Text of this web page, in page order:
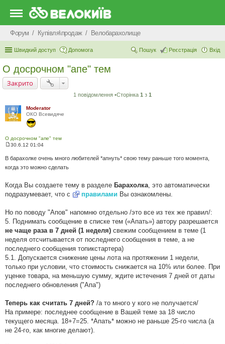
Форум Купівля\продаж Велобарахолище
Швидкий доступ Допомога Вхід
Реєстрація
Пошук
О досрочном "апе" тем
Закрито
1 повідомлення •Сторінка 1 з 1
Moderator
ОКО Всевидяче
О досрочном "апе" тем
о
в
і
м
е
я
30.6.12 01:04
В барахолке очень много любителей *апнуть* свою тему раньше того момента,
когда это можно сделать
Когда Вы создаете тему в разделе Барахолка, это автоматически
подразумевает, что с
правилами Вы ознакомлены.
Но по поводу "Апов" напомню отдельно /это все из тех же правил/:
5. Поднимать сообщение в списке тем («Апать») автору разрешается
не чаще раза в 7 дней (1 неделя) свежим сообщением в теме (1
неделя отсчитывается от последнего сообщения в теме, а не
последнего сообщения топикстартера)
5.1. Допускается снижение цены лота на протяжении 1 недели,
только при условии, что стоимость снижается на 10% или более. При
уценке товара, на меньшую сумму, ждите истечения 7 дней от даты
последнего обновления ("Апа")
Теперь как считать 7 дней? /а то много у кого не получается/
На примере: последнее сообщение в Вашей теме за 18 число
текущего месяца. 18+7=25. *Апать* можно не раньше 25-го числа (а
не 24-го, как многие делают).